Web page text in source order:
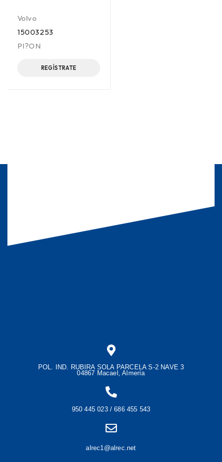
Volvo
15003253
PI?ON
REGÍSTRATE
POL. IND. RUBIRA SOLA PARCELA S-2 NAVE 3
04867 Macael, Almería
950 445 023 / 686 455 543
alrec1@alrec.net